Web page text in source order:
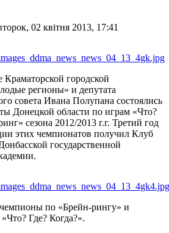
02 квітня 2013, 17:41
городской
регионы» и депутата
совета Ивана Полупана состоялись
Донецкой области по играм «Что?
сезона 2012/2013 г.г. Третий год
этих чемпионатов получил Клуб
государственной
по «Брейн-рингу» и
Где? Когда?».